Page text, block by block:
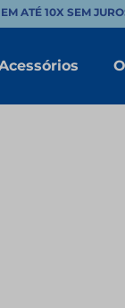
10X SEM JUROS*•